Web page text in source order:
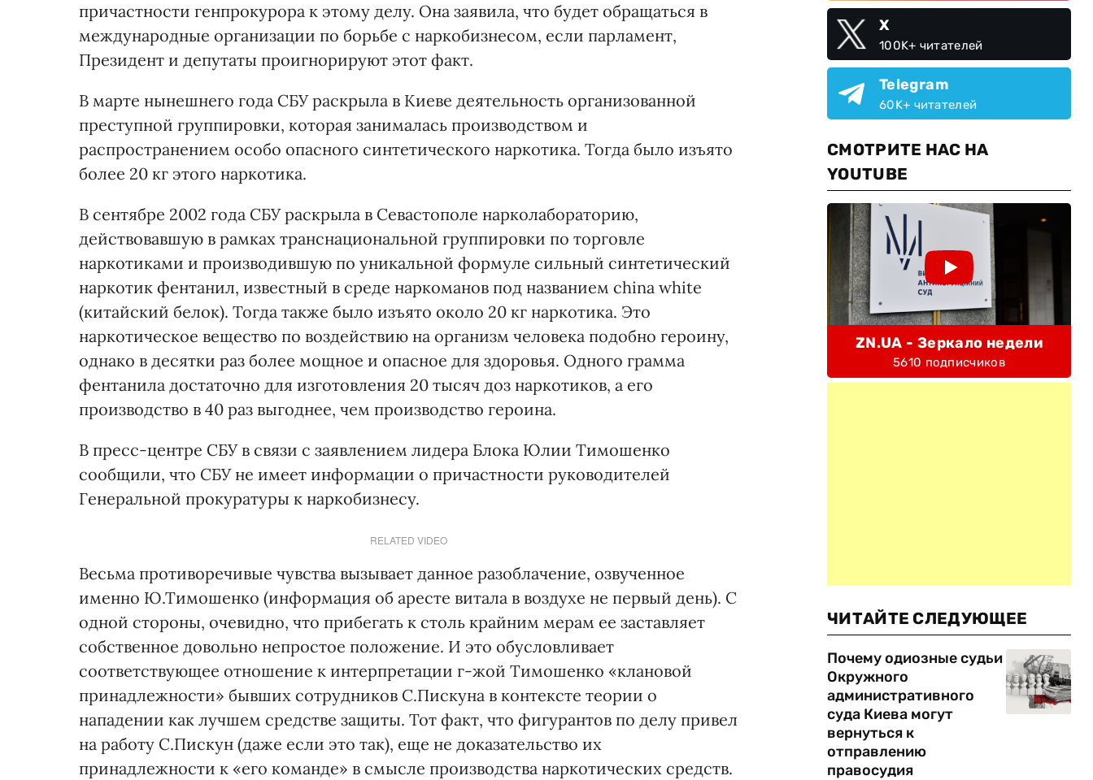
причастности генпрокурора к этому делу. Она заявила, что будет обращаться в
международные организации по борьбе с наркобизнесом, если парламент,
Президент и депутаты проигнорируют этот факт.
В марте нынешнего года СБУ раскрыла в Киеве деятельность организованной
преступной группировки, которая занималась производством и
распространением особо опасного синтетического наркотика. Тогда было изъято
более 20 кг этого наркотика.
В сентябре 2002 года СБУ раскрыла в Севастополе нарколабораторию,
действовавшую в рамках транснациональной группировки по торговле
наркотиками и производившую по уникальной формуле сильный синтетический
наркотик фентанил, известный в среде наркоманов под названием china white
(китайский белок). Тогда также было изъято около 20 кг наркотика. Это
наркотическое вещество по воздействию на организм человека подобно героину,
однако в десятки раз более мощное и опасное для здоровья. Одного грамма
фентанила достаточно для изготовления 20 тысяч доз наркотиков, а его
производство в 40 раз выгоднее, чем производство героина.
В пресс-центре СБУ в связи с заявлением лидера Блока Юлии Тимошенко
сообщили, что СБУ не имеет информации о причастности руководителей
Генеральной прокуратуры к наркобизнесу.
RELATED VIDEO
Весьма противоречивые чувства вызывает данное разоблачение, озвученное
именно Ю.Тимошенко (информация об аресте витала в воздухе не первый день). С
одной стороны, очевидно, что прибегать к столь крайним мерам ее заставляет
собственное довольно непростое положение. И это обусловливает
соответствующее отношение к интерпретации г-жой Тимошенко «клановой
принадлежности» бывших сотрудников С.Пискуна в контексте теории о
нападении как лучшем средстве защиты. Тот факт, что фигурантов по делу привел
на работу С.Пискун (даже если это так), еще не доказательство их
принадлежности к «его команде» в смысле производства наркотических средств.
X
100K+ читателей
Telegram
60K+ читателей
СМОТРИТЕ НАС НА
YOUTUBE
ZN.UA - Зеркало недели
5610 подписчиков
ЧИТАЙТЕ СЛЕДУЮЩЕЕ
Почему одиозные судьи
Окружного
административного
суда Киева могут
вернуться к
отправлению
правосудия